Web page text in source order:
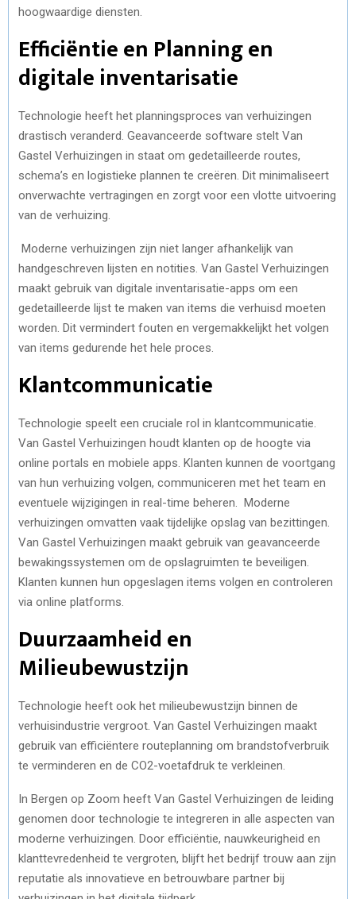
hoogwaardige diensten.
Efficiëntie en Planningen
digitale inventarisatie
Technologie heeft het planningsproces van verhuizingen
drastisch veranderd. Geavanceerde software stelt Van
Gastel Verhuizingen in staat om gedetailleerde routes,
schema’s en logistieke plannen te creëren. Dit minimaliseert
onverwachte vertragingen en zorgt voor een vlotte uitvoering
van de verhuizing.
Moderne verhuizingen zijn niet langer afhankelijk van
handgeschreven lijsten en notities. Van Gastel Verhuizingen
maakt gebruik van digitale inventarisatie-apps om een
gedetailleerde lijst te maken van items die verhuisd moeten
worden. Dit vermindert fouten en vergemakkelijkt het volgen
van items gedurende het hele proces.
Klantcommunicatie
Technologie speelt een cruciale rol in klantcommunicatie.
Van Gastel Verhuizingen houdt klanten op de hoogte via
online portals en mobiele apps. Klanten kunnen de voortgang
van hun verhuizing volgen, communiceren met het team en
eventuele wijzigingen in real-time beheren.
Moderne
verhuizingen omvatten vaak tijdelijke opslag van bezittingen.
Van Gastel Verhuizingen maakt gebruik van geavanceerde
bewakingssystemen om de opslagruimten te beveiligen.
Klanten kunnen hun opgeslagen items volgen en controleren
via online platforms.
Duurzaamheid en
Milieubewustzijn
Technologie heeft ook het milieubewustzijn binnen de
verhuisindustrie vergroot. Van Gastel Verhuizingen maakt
gebruik van efficiëntere routeplanning om brandstofverbruik
te verminderen en de CO2-voetafdruk te verkleinen.
In Bergen op Zoom heeft Van Gastel Verhuizingen de leiding
genomen door technologie te integreren in alle aspecten van
moderne verhuizingen. Door efficiëntie, nauwkeurigheid en
klanttevredenheid te vergroten, blijft het bedrijf trouw aan zijn
reputatie als innovatieve en betrouwbare partner bij